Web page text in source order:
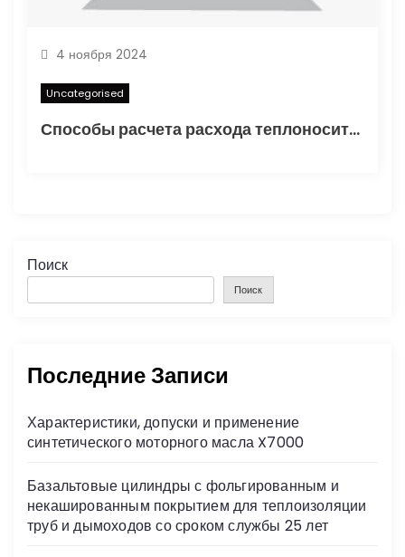
4 ноября 2024
Uncategorised
Способы расчета расхода теплоносителя для системы отопления
Поиск
Поиск
Последние Записи
Характеристики, допуски и применение
синтетического моторного масла X7000
Базальтовые цилиндры с фольгированным и
некашированным покрытием для теплоизоляции
труб и дымоходов со сроком службы 25 лет